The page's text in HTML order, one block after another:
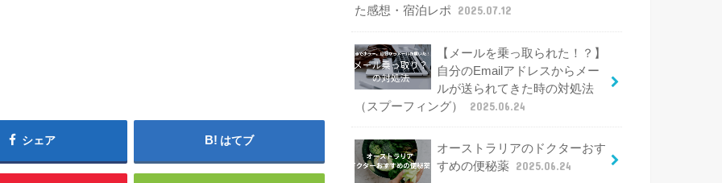
シェア はてブ
た感想・宿泊レポ
2025.07.12
【メールを乗っ取られた！？】
自分のEmailアドレスからメー
ルが送られてきた時の対処法
（スプーフィング）
2025.06.24
オーストラリアのドクターおす
すめの便秘薬 2025.06.24